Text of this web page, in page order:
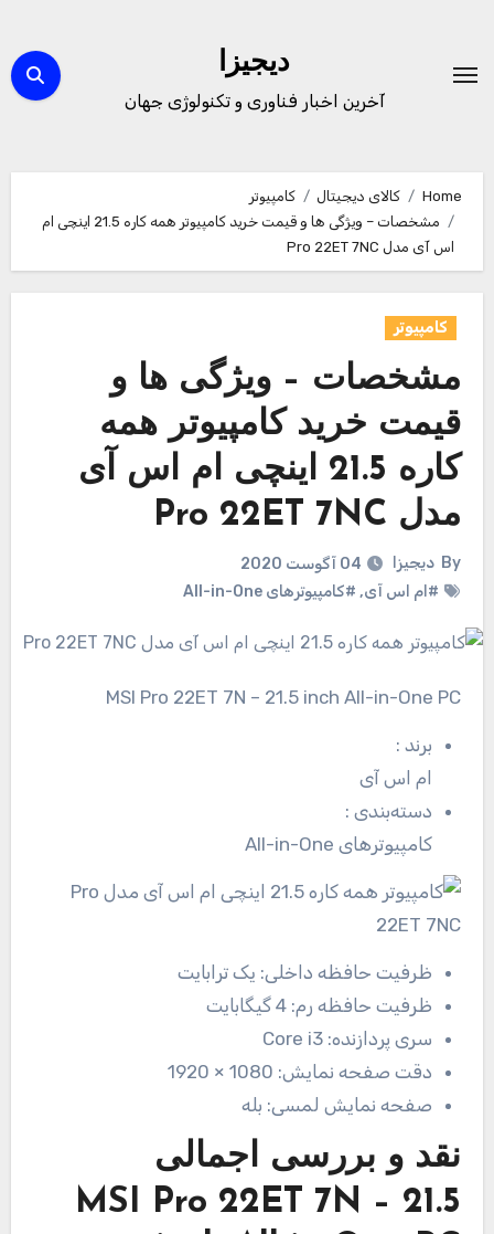
content
دیجیزا
آخرین اخبار فناوری و تکنولوژی جهان
Home کالای دیجیتال
کامپیوتر
مشخصات – ویژگی ها و قیمت خرید کامپیوتر همه کاره 21.5 اینچی ام
اس آی مدل Pro 22ET 7NC
کامپیوتر
مشخصات – ویژگی ها و
قیمت خرید کامپیوتر همه
کاره 21.5 اینچی ام اس آی
مدل Pro 22ET 7NC
By دیجیزا
04 آگوست 2020
#ام اس آی, #کامپیوترهای All-in-One
MSI Pro 22ET 7N – 21.5 inch All-in-One PC
برند:
ام اس آی
دسته‌بندی:
کامپیوترهای All-in-One
ظرفیت حافظه داخلی: یک ترابایت
ظرفیت حافظه رم: 4 گیگابایت
سری پردازنده: Core i3
دقت صفحه نمایش: 1080 × 1920
صفحه نمایش لمسی: بله
نقد و بررسی اجمالی
MSI Pro 22ET 7N – 21.5